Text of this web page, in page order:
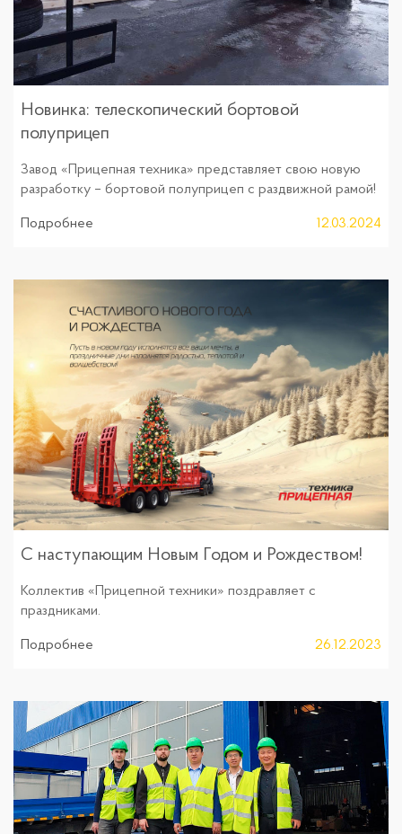
Новинка: телескопический бортовой
полуприцеп
Завод «Прицепная техника» представляет свою новую
разработку – бортовой полуприцеп с раздвижной рамой!
Подробнее 12.03.2024
С наступающим Новым Годом и Рождеством!
Коллектив «Прицепной техники» поздравляет с
праздниками.
Подробнее 26.12.2023